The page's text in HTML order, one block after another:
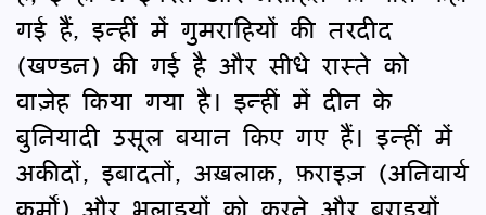
गई हैं, इन्हीं में गुमराहियों की तरदीद
(खण्डन) की गई है और सीधे रास्ते को
वाज़ेह किया गया है। इन्हीं में दीन के
बुनियादी उसूल बयान किए गए हैं। इन्हीं में
अकीदों, इबादतों, अख़लाक़, फ़राइज़ (अनिवार्य